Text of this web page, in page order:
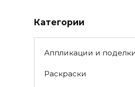
Категории
Аппликации и поделки
Раскраски